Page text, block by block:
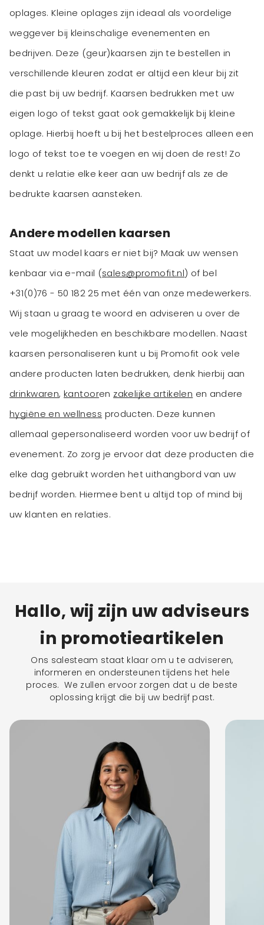
oplages. Kleine oplages zijn ideaal als voordelige
weggever bij kleinschalige evenementen en
bedrijven. Deze (geur)kaarsen zijn te bestellen in
verschillende kleuren zodat er altijd een kleur bij zit
die past bij uw bedrijf. Kaarsen bedrukken met uw
eigen logo of tekst gaat ook gemakkelijk bij kleine
oplage. Hierbij hoeft u bij het bestelproces alleen een
logo of tekst toe te voegen en wij doen de rest! Zo
denkt u relatie elke keer aan uw bedrijf als ze de
bedrukte kaarsen aansteken.
Andere modellen kaarsen
Staat uw model kaars er niet bij? Maak uw wensen
kenbaar via e-mail (sales@promofit.nl) of bel
+31(0)76 - 50 182 25 met één van onze medewerkers.
Wij staan u graag te woord en adviseren u over de
vele mogelijkheden en beschikbare modellen. Naast
kaarsen personaliseren kunt u bij Promofit ook vele
andere producten laten bedrukken, denk hierbij aan
drinkwaren,kantooren zakelijke artikelen en andere
hygiëne en wellness producten. Deze kunnen
allemaal gepersonaliseerd worden voor uw bedrijf of
evenement. Zo zorg je ervoor dat deze producten die
elke dag gebruikt worden het uithangbord van uw
bedrijf worden. Hiermee bent u altijd top of mind bij
uw klanten en relaties.
Hallo, wij zijn uw adviseurs
in promotieartikelen
Ons salesteam staat klaar om u te adviseren,
informeren en ondersteunen tijdens het hele
proces. We zullen ervoor zorgen dat u de beste
oplossing krijgt die bij uw bedrijf past.